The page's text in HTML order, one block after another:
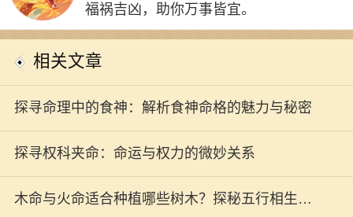
福祸吉凶，助你万事皆宜。
相关文章
探寻命理中的食神：解析食神命格的魅力与秘密
探寻权科夹命：命运与权力的微妙关系
木命与火命适合种植哪些树木？探秘五行相生之